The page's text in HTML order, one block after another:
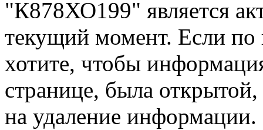
"К878ХО199" является
текущий момент. Если
хотите, чтобы
странице, была открытой,
на удаление информации.